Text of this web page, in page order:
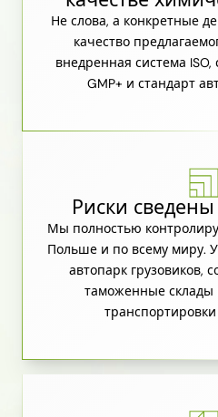
Не слова, а конкретные
качество
внедренная система ISO,
GMP+ и стандарт
Риски
Мы полностью
Польше и по всему миру.
автопарк грузовиков,
таможенные склады